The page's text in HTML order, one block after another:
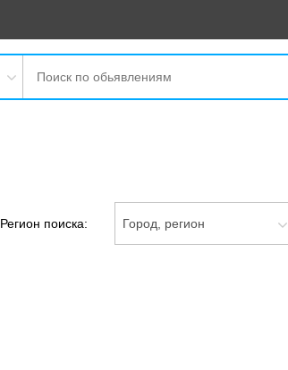
Регион поиска: Город, регион